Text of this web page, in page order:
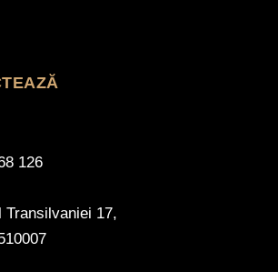
126
Transilvaniei 17,